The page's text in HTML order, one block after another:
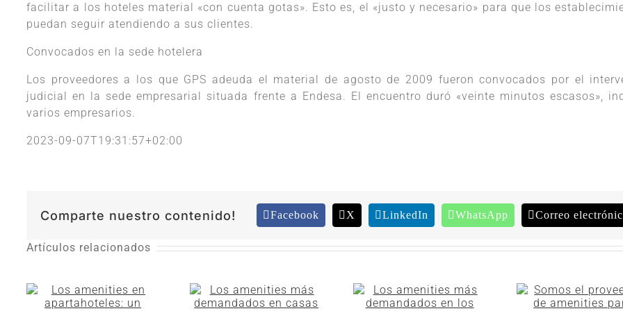
facilitar a los hoteles material «con cuenta gotas». Esto es, el «justo y necesario» para que los
puedan seguir atendiendo a sus clientes.
Convocados en la sede hotelera
Los proveedores a los que GPS adeuda el material de agosto de 2009 fueron convocados por el
judicial en la sede empresarial situada frente a Endesa. El encuentro duró «veinte minutos escasos»,
varios empresarios.
2023-09-07T19:31:57+02:00
Comparte nuestro contenido! Facebook X LinkedIn WhatsApp Correo
Artículos relacionados